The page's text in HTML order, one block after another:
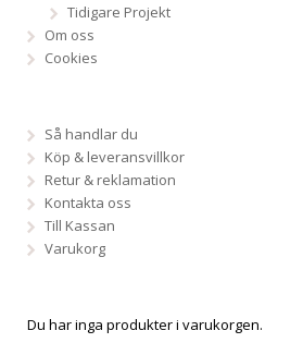
Tidigare Projekt
Om oss
Cookies
Så handlar du
Köp & leveransvillkor
Retur & reklamation
Kontakta oss
Till Kassan
Varukorg
Du har inga produkter i varukorgen.